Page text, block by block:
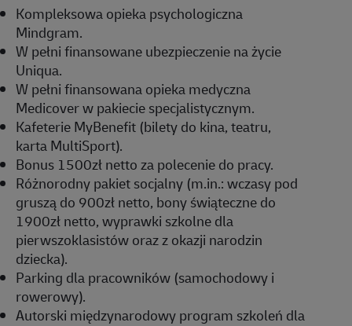
Kompleksowa opieka psychologiczna
Mindgram.
W pełni finansowane ubezpieczenie na życie
Uniqua.
W pełni finansowana opieka medyczna
Medicover w pakiecie specjalistycznym.
Kafeterie MyBenefit (bilety do kina, teatru,
karta MultiSport).
Bonus 1500zł netto za polecenie do pracy.
Różnorodny pakiet socjalny (m.in.: wczasy pod
gruszą do 900zł netto, bony świąteczne do
1900zł netto, wyprawki szkolne dla
pierwszoklasistów oraz z okazji narodzin
dziecka).
Parking dla pracowników (samochodowy i
rowerowy).
Autorski międzynarodowy program szkoleń dla